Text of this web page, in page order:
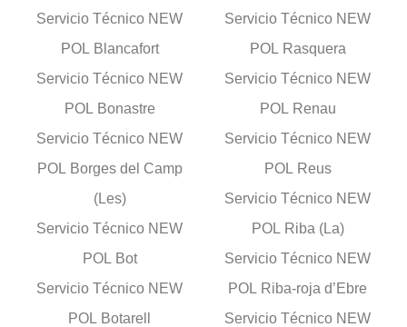
Servicio Técnico NEW
POL Blancafort
Servicio Técnico NEW
POL Bonastre
Servicio Técnico NEW
POL Borges del Camp
(Les)
Servicio Técnico NEW
POL Bot
Servicio Técnico NEW
POL Botarell
Servicio Técnico NEW
POL Rasquera
Servicio Técnico NEW
POL Renau
Servicio Técnico NEW
POL Reus
Servicio Técnico NEW
POL Riba (La)
Servicio Técnico NEW
POL Riba-roja d’Ebre
Servicio Técnico NEW